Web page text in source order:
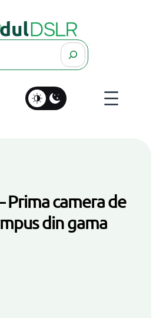
Search
Prima camera de
din gama